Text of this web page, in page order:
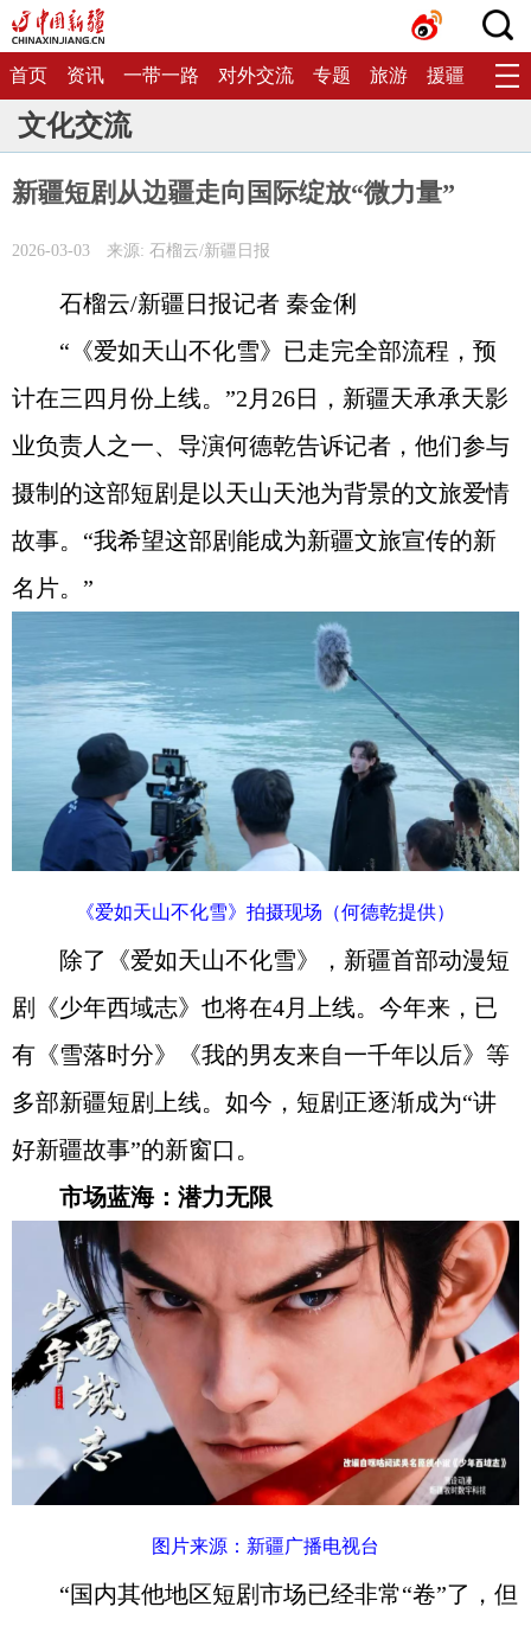
首页 资讯 一带一路 对外交流 专题 旅游 援疆 生态
文化交流
新疆短剧从边疆走向国际绽放“微力量”
2026-03-03 来源: 石榴云/新疆日报
石榴云/新疆日报记者 秦金俐
“《爱如天山不化雪》已走完全部流程，预
计在三四月份上线。”2月26日，新疆天承承天影
业负责人之一、导演何德乾告诉记者，他们参与
摄制的这部短剧是以天山天池为背景的文旅爱情
故事。“我希望这部剧能成为新疆文旅宣传的新
名片。”
《爱如天山不化雪》拍摄现场（何德乾提供）
除了《爱如天山不化雪》，新疆首部动漫短
剧《少年西域志》也将在4月上线。今年来，已
有《雪落时分》《我的男友来自一千年以后》等
多部新疆短剧上线。如今，短剧正逐渐成为“讲
好新疆故事”的新窗口。
市场蓝海：潜力无限
图片来源：新疆广播电视台
“国内其他地区短剧市场已经非常“卷”了，但